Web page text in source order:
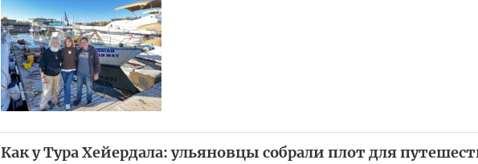
Как у Тура Хейердала: ульяновцы собрали плот для